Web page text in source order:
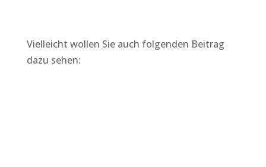
Vielleicht wollen Sie auch folgenden Beitrag
dazu sehen: